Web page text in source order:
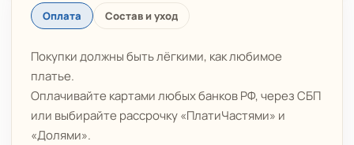
Оплата Состав и уход
Покупки должны быть лёгкими, как любимое
платье.
Оплачивайте картами любых банков РФ, через СБП
или выбирайте рассрочку «ПлатиЧастями» и
«Долями».